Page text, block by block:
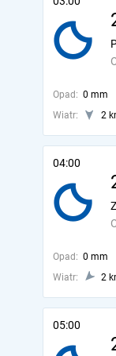
Opad: 0 mm
Wiatr:
2
04:00
Opad: 0 mm
Wiatr:
2
05:00